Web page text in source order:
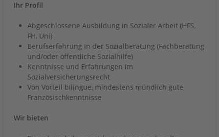
Ihr Profil
Abgeschlossene Ausbildung in Sozialer Arbeit (HFS,
FH, Uni)
Berufserfahrung in der Sozialberatung (Fachberatung
und/oder öffentliche Sozialhilfe)
Kenntnisse und Erfahrungen im
Sozialversicherungsrecht
Von Vorteil bilingue, mindestens mündlich gute
Französischkenntnisse
Wir bieten